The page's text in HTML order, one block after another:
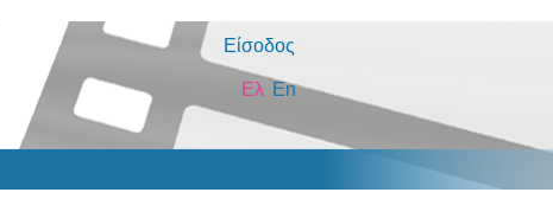
Είσοδος
En
Ελ